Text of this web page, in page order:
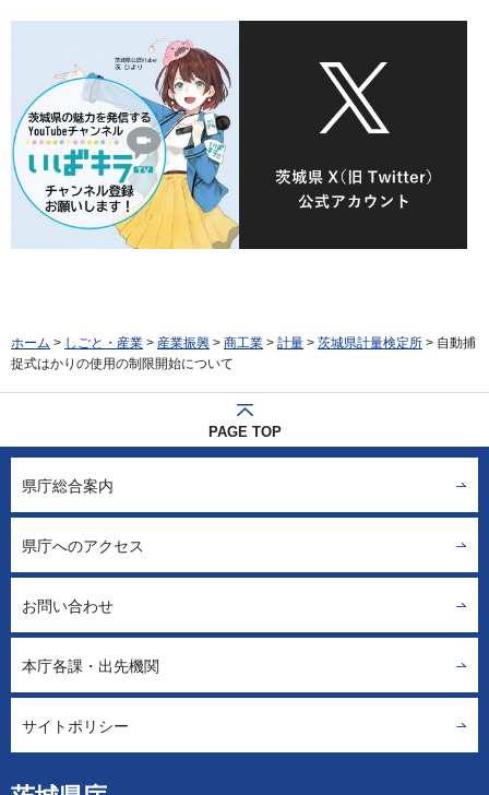
ホーム > しごと・産業 > 産業振興 > 商工業 > 計量 > 茨城県計量検定所 > 自動捕
捉式はかりの使用の制限開始について
PAGE TOP
県庁総合案内
県庁へのアクセス
お問い合わせ
本庁各課・出先機関
サイトポリシー